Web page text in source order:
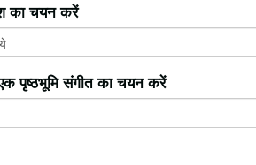
का चयन करें
पृष्ठभूमि संगीत का चयन करें